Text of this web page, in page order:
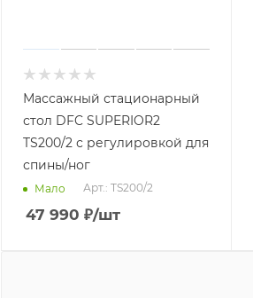
Массажный стационарный
стол DFC SUPERIOR2
TS200/2 с регулировкой для
спины/ног
Мало Арт.: TS200/2
47 990 ₽/шт